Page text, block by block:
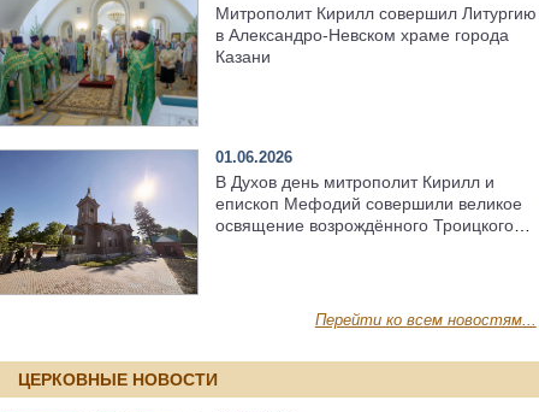
Митрополит Кирилл совершил Литургию
в Александро-Невском храме города
Казани
01.06.2026
В Духов день митрополит Кирилл и
епископ Мефодий совершили великое
освящение возрождённого Троицкого
Перейти ко всем новостям...
ЦЕРКОВНЫЕ НОВОСТИ